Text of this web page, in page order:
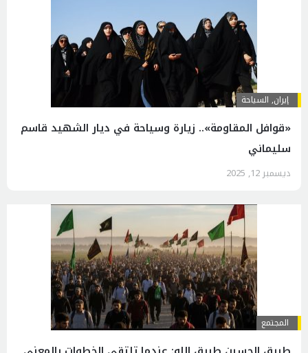
إيران, السياحة
«قوافل المقاومة».. زيارة وسياحة في ديار الشهيد قاسم
سليماني
ديسمبر 12, 2025
المجتمع